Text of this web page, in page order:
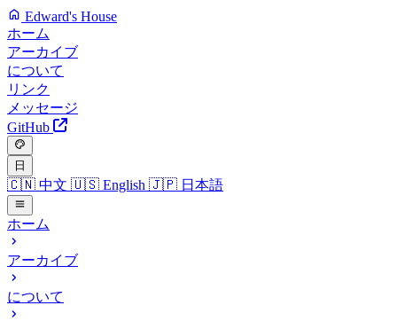
Edward's House
ホーム
アーカイブ
について
リンク
メッセージ
GitHub
日
🇨🇳 中文 🇺🇸 English 🇯🇵 日本語
ホーム
アーカイブ
について